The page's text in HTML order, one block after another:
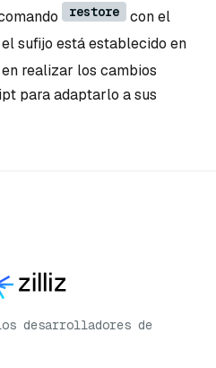
restore
con el
sufijo está establecido en
en realizar los cambios
para adaptarlo a sus
desarrolladores de